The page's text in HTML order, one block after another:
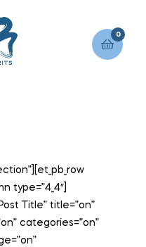
0
type=”4_4″]
Title” title=”on”
categories=”on”